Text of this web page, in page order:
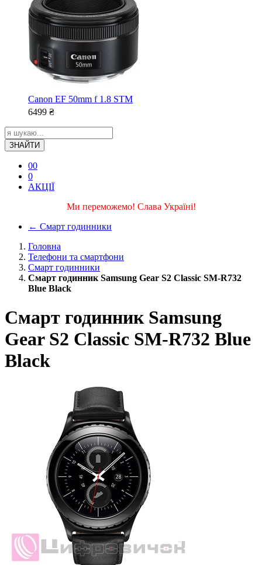
Canon EF 50mm f 1.8 STM
6499 ₴
ЗНАЙТИ
00
0
АКЦІЇ
Ми переможемо! Слава Україні!
← Смарт годинники
Головна
Телефони та смартфони
Смарт годинники
Смарт годинник Samsung Gear S2 Classic SM-R732
Blue Black
Смарт годинник Samsung
Gear S2 Classic SM-R732 Blue
Black